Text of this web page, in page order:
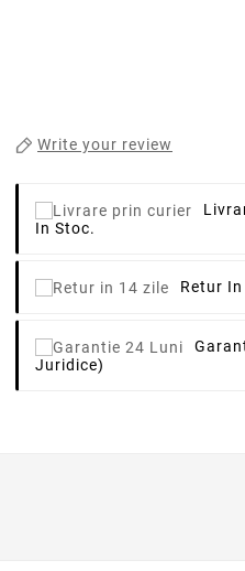
Write your review
In Stoc.
Retur
Juridice)